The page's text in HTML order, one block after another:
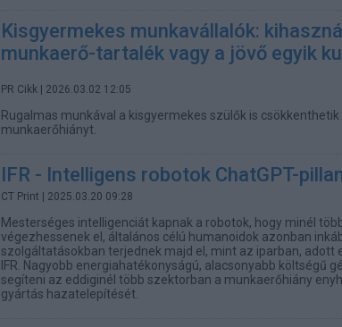
Kisgyermekes munkavállalók:
munkaerő-tartalék vagy a jövő egyik
PR Cikk | 2026.03.02 12:05
Rugalmas munkával a kisgyermekes szülők is csökkenthetik
munkaerőhiányt.
IFR - Intelligens robotok ChatGPT-
CT Print | 2025.03.20 09:28
Mesterséges intelligenciát kapnak a robotok, hogy minél
végezhessenek el, általános célú humanoidok azonban
szolgáltatásokban terjednek majd el, mint az iparban, adott
IFR. Nagyobb energiahatékonyságú, alacsonyabb költségű
segíteni az eddiginél több szektorban a munkaerőhiány
gyártás hazatelepítését.